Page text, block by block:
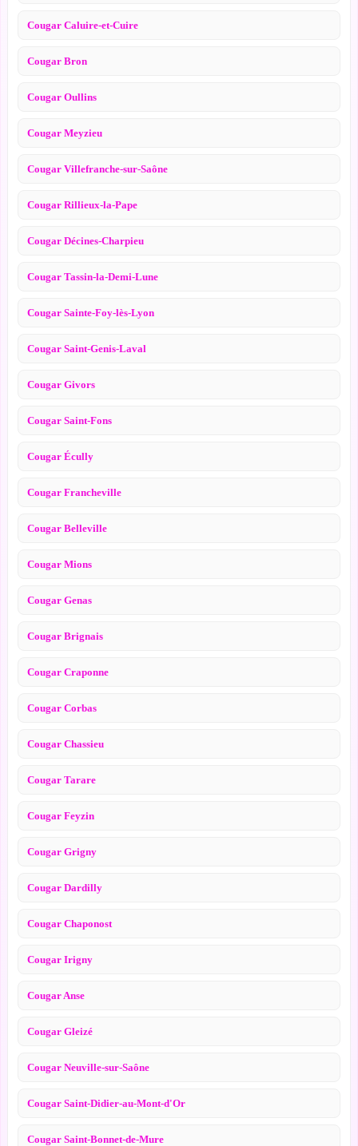
Cougar Caluire-et-Cuire
Cougar Bron
Cougar Oullins
Cougar Meyzieu
Cougar Villefranche-sur-Saône
Cougar Rillieux-la-Pape
Cougar Décines-Charpieu
Cougar Tassin-la-Demi-Lune
Cougar Sainte-Foy-lès-Lyon
Cougar Saint-Genis-Laval
Cougar Givors
Cougar Saint-Fons
Cougar Écully
Cougar Francheville
Cougar Belleville
Cougar Mions
Cougar Genas
Cougar Brignais
Cougar Craponne
Cougar Corbas
Cougar Chassieu
Cougar Tarare
Cougar Feyzin
Cougar Grigny
Cougar Dardilly
Cougar Chaponost
Cougar Irigny
Cougar Anse
Cougar Gleizé
Cougar Neuville-sur-Saône
Cougar Saint-Didier-au-Mont-d'Or
Cougar Saint-Bonnet-de-Mure